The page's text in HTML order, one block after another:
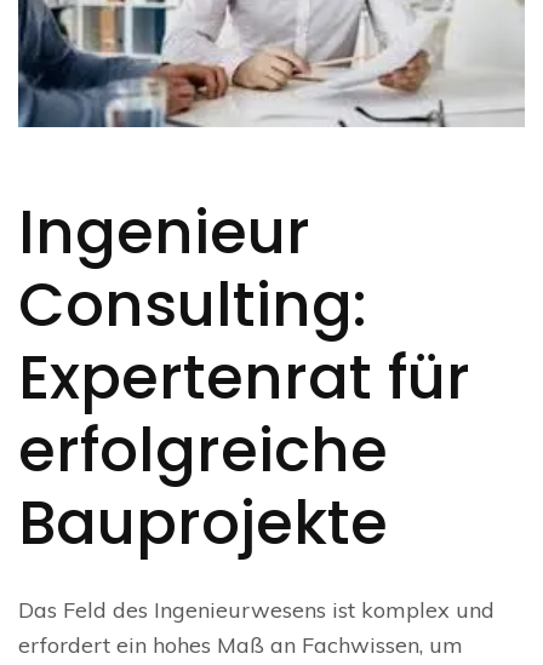
Ingenieur
Consulting:
Expertenrat für
erfolgreiche
Bauprojekte
Das Feld des Ingenieurwesens ist komplex und
erfordert ein hohes Maß an Fachwissen, um